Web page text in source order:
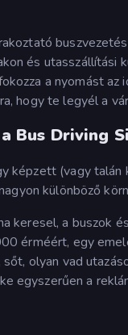
és
a nyomást
hogy te legyél a
Bus Driving
képzett (vagy
különböző
keresel, a buszok
érméért, egy
olyan vad
egyszerűen a